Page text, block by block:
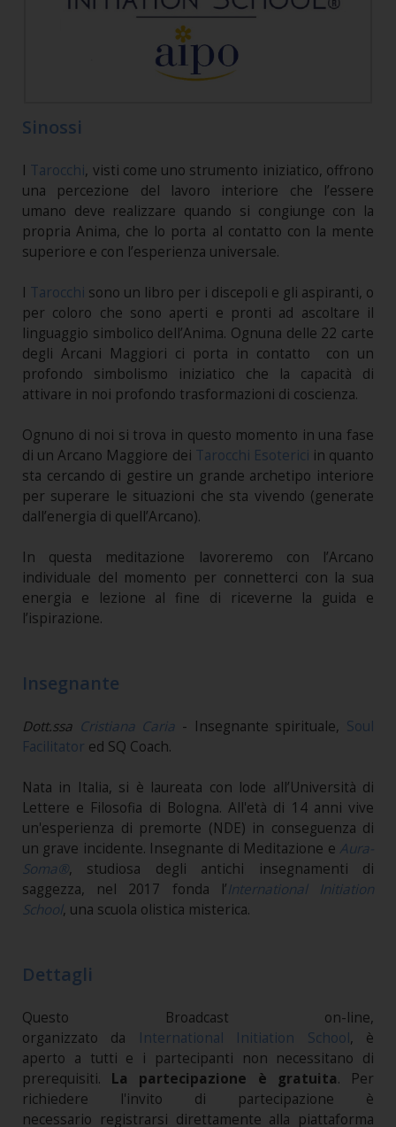
Sinossi
I Tarocchi, visti come uno strumento iniziatico, offrono
una percezione del lavoro interiore che l’essere
umano deve realizzare quando si congiunge con la
propria Anima, che lo porta al contatto con la mente
superiore e con l’esperienza universale.
I Tarocchi sono un libro per i discepoli e gli aspiranti, o
per coloro che sono aperti e pronti ad ascoltare il
linguaggio simbolico dell’Anima. Ognuna delle 22 carte
degli Arcani Maggiori ci porta in contatto con un
profondo simbolismo iniziatico che la capacità di
attivare in noi profondo trasformazioni di coscienza.
Ognuno di noi si trova in questo momento in una fase
di un Arcano Maggiore dei Tarocchi Esoterici in quanto
sta cercando di gestire un grande archetipo interiore
per superare le situazioni che sta vivendo (generate
dall’energia di quell’Arcano).
In questa meditazione lavoreremo con l’Arcano
individuale del momento per connetterci con la sua
energia e lezione al fine di riceverne la guida e
l’ispirazione.
Insegnante
Dott.ssa Cristiana Caria - Insegnante spirituale, Soul
Facilitator ed SQ Coach.
Nata in Italia, si è laureata con lode all’Università di
Lettere e Filosofia di Bologna. All'età di 14 anni vive
un'esperienza di premorte (NDE) in conseguenza di
un grave incidente. Insegnante di Meditazione e Aura-
Soma®, studiosa degli antichi insegnamenti di
saggezza, nel 2017 fonda l’International Initiation
School, una scuola olistica misterica.
Dettagli
Questo Broadcast on-line,
organizzato da
International Initiation School, è
aperto a tutti e i partecipanti non necessitano di
prerequisiti. La partecipazione è gratuita. Per
richiedere l'invito di partecipazione è
necessario registrarsi direttamente alla piattaforma